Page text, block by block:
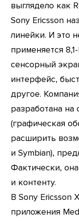
выглядело как
Sony Ericsson
линейки. И это
применяется
сенсорный
интерфейс,
другое.
разработана
(графическая
расширить
и Symbian),
Фактически,
и контенту.
В Sony Ericsson
приложения